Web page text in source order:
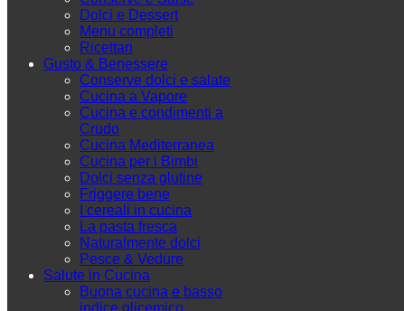
Dolci e Dessert
Menu completi
Ricettari
Gusto & Benessere
Conserve dolci e salate
Cucina a Vapore
Cucina e condimenti a
Crudo
Cucina Mediterranea
Cucina per i Bimbi
Dolci senza glutine
Friggere bene
I cereali in cucina
La pasta fresca
Naturalmente dolci
Pesce & Vedure
Salute in Cucina
Buona cucina e basso
indice glicemico